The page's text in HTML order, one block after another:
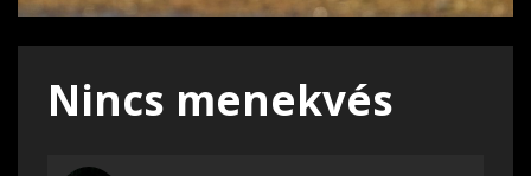
Nincs menekvés